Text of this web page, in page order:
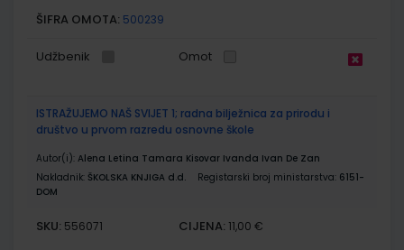
ŠIFRA OMOTA: 500239
Udžbenik Omot
ISTRAŽUJEMO NAŠ SVIJET 1; radna bilježnica za prirodu i
društvo u prvom razredu osnovne škole
Autor(i): Alena Letina Tamara Kisovar Ivanda Ivan De Zan
Nakladnik: ŠKOLSKA KNJIGA d.d. Registarski broj ministarstva: 6151-
DOM
SKU: 556071 CIJENA: 11,00 €